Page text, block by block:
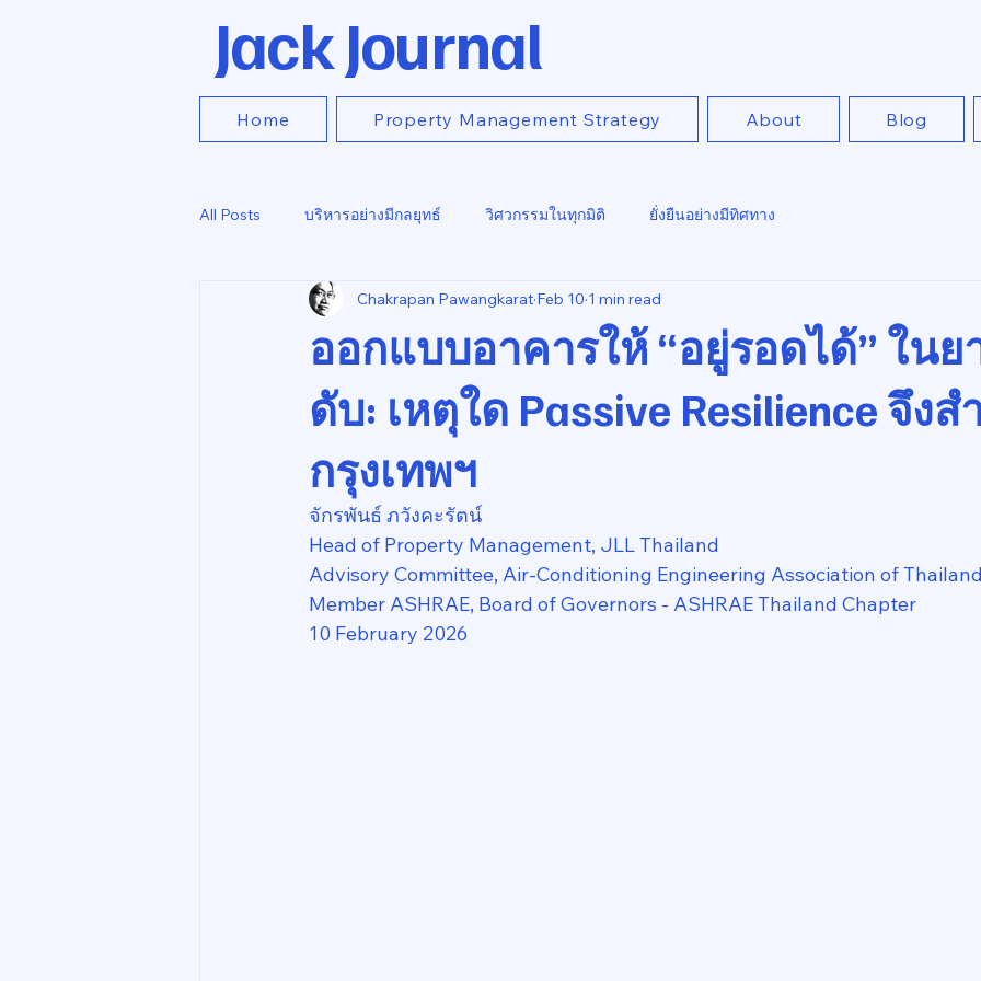
Jack Journal
Home Property Management Strategy About Blog
All Posts บริหารอย่างมีกลยุทธ์ วิศวกรรมในทุกมิติ ยั่งยืนอย่างมีทิศทาง
ออกแบบอาคารให้ “อยู่รอดได้” ในย
ดับ: เหตุใด Passive Resilience จึง
กรุงเทพฯ
Chakrapan Pawangkarat Feb 10 1 min read
จักรพันธ์ ภวังคะรัตน์
Head of Property Management, JLL Thailand
Advisory Committee, Air-Conditioning Engineering Association of
Member ASHRAE, Board of Governors - ASHRAE Thailand Chapter
10 February 2026